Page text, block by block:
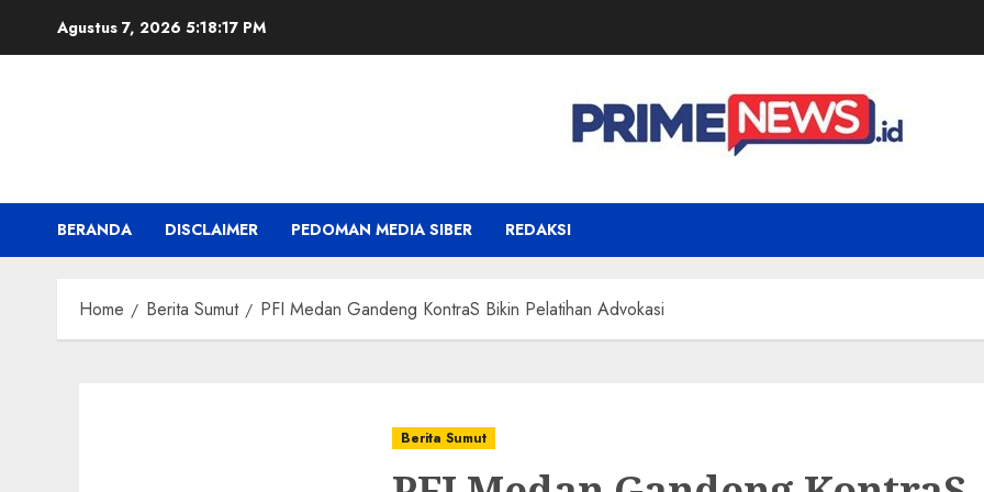
Agustus 7, 2026 5:18:18 PM
BERANDA DISCLAIMER PEDOMAN MEDIA SIBER REDAKSI
Home Berita Sumut PFI Medan Gandeng KontraS Bikin Pelatihan Advokasi
Berita Sumut